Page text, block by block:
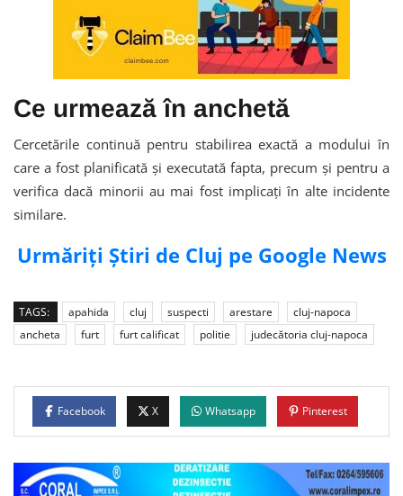
Ce urmează în anchetă
Cercetările continuă pentru stabilirea exactă a modului în
care a fost planificată și executată fapta, precum și pentru a
verifica dacă minorii au mai fost implicați în alte incidente
similare.
Urmăriți Știri de Cluj pe Google News
TAGS: apahida cluj suspecti arestare
cluj-napoca
ancheta
furt furt calificat politie judecătoria cluj-napoca
Facebook X Whatsapp Pinterest